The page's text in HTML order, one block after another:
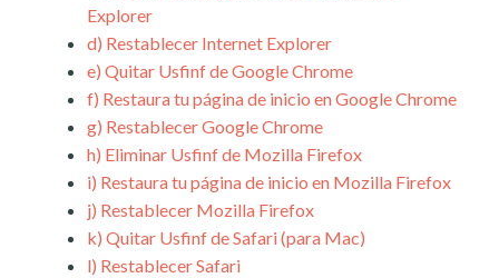
Explorer
d) Restablecer Internet Explorer
e) Quitar Usfinf de Google Chrome
f) Restaura tu página de inicio en Google Chrome
g) Restablecer Google Chrome
h) Eliminar Usfinf de Mozilla Firefox
i) Restaura tu página de inicio en Mozilla Firefox
j) Restablecer Mozilla Firefox
k) Quitar Usfinf de Safari (para Mac)
l) Restablecer Safari